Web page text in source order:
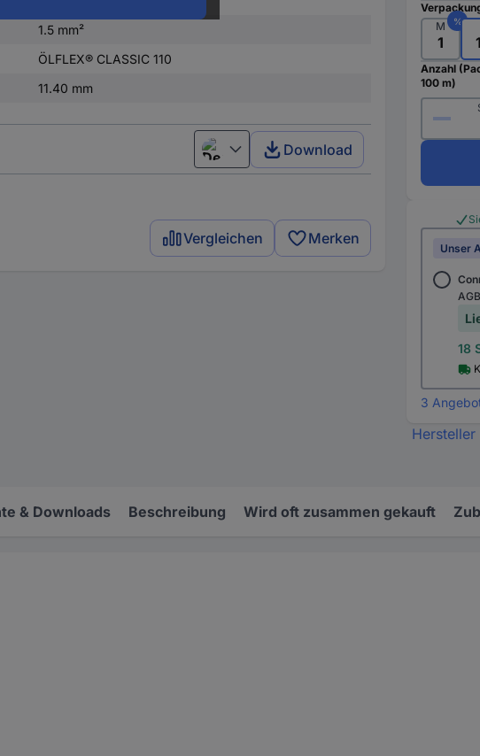
1.5 mm²
ÖLFLEX® CLASSIC 110
11.40 mm
Deutsch (Deutschland)
Download
Vergleichen Merken
M
%
1
Anzahl
100 m)
Unser
18
3
& Downloads Beschreibung Wird oft zusammen gekauft